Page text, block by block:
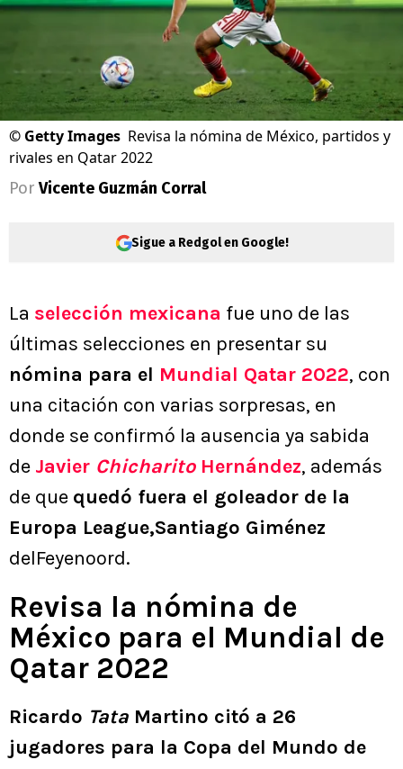
© Getty Images Revisa la nómina de México, partidos y
rivales en Qatar 2022
Por Vicente Guzmán Corral
Sigue a Redgol en Google!
La selección mexicana fue uno de las
últimas selecciones en presentar su
nómina para el Mundial Qatar 2022, con
una citación con varias sorpresas, en
donde se confirmó la ausencia ya sabida
de Javier Chicharito Hernández, además
de que quedó fuera el goleador de la
Europa League,Santiago Giménez
delFeyenoord.
Revisa la nómina de
México para el Mundial de
Qatar 2022
Ricardo Tata Martino citó a 26
jugadores para la Copa del Mundo de